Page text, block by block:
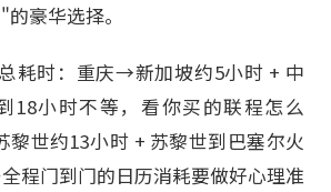
豪华选择。
耗时：重庆→新加坡约5小时 + 中
18小时不等，看你买的联程怎么
世约13小时 + 苏黎世到巴塞尔火
程门到门的日历消耗要做好心理准